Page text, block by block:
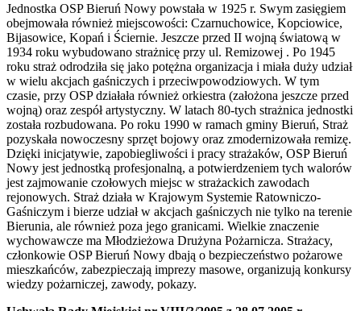
Jednostka OSP Bieruń Nowy powstała w 1925 r. Swym zasięgiem
obejmowała również miejscowości: Czarnuchowice, Kopciowice,
Bijasowice, Kopań i Ściernie. Jeszcze przed II wojną światową w
1934 roku wybudowano strażnicę przy ul. Remizowej . Po 1945
roku straż odrodziła się jako potężna organizacja i miała duży udział
w wielu akcjach gaśniczych i przeciwpowodziowych. W tym
czasie, przy OSP działała również orkiestra (założona jeszcze przed
wojną) oraz zespół artystyczny. W latach 80-tych strażnica jednostki
została rozbudowana. Po roku 1990 w ramach gminy Bieruń, Straż
pozyskała nowoczesny sprzęt bojowy oraz zmodernizowała remizę.
Dzięki inicjatywie, zapobiegliwości i pracy strażaków, OSP Bieruń
Nowy jest jednostką profesjonalną, a potwierdzeniem tych walorów
jest zajmowanie czołowych miejsc w strażackich zawodach
rejonowych. Straż działa w Krajowym Systemie Ratowniczo-
Gaśniczym i bierze udział w akcjach gaśniczych nie tylko na terenie
Bierunia, ale również poza jego granicami. Wielkie znaczenie
wychowawcze ma Młodzieżowa Drużyna Pożarnicza. Strażacy,
członkowie OSP Bieruń Nowy dbają o bezpieczeństwo pożarowe
mieszkańców, zabezpieczają imprezy masowe, organizują konkursy
wiedzy pożarniczej, zawody, pokazy.